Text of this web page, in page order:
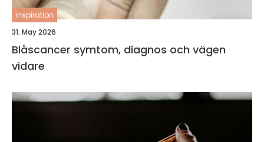
inspiration
31. May 2026
Blåscancer symtom, diagnos och vägen
vidare